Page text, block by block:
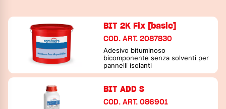
BIT 2K Fix [basic]
COD. ART. 2087830
Adesivo bituminoso
bicomponente senza solventi per
pannelli isolanti
BIT ADD S
COD. ART. 086901